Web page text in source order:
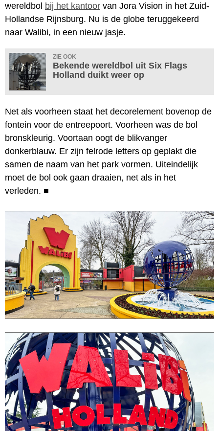
wereldbol bij het kantoor van Jora Vision in het Zuid-
Hollandse Rijnsburg. Nu is de globe teruggekeerd
naar Walibi, in een nieuw jasje.
ZIE OOK
Bekende wereldbol uit Six Flags
Holland duikt weer op
Net als voorheen staat het decorelement bovenop de
fontein voor de entreepoort. Voorheen was de bol
bronskleurig. Voortaan oogt de blikvanger
donkerblauw. Er zijn felrode letters op geplakt die
samen de naam van het park vormen. Uiteindelijk
moet de bol ook gaan draaien, net als in het
verleden. ■